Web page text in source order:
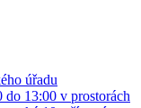
úřadu
13:00 v prostorách